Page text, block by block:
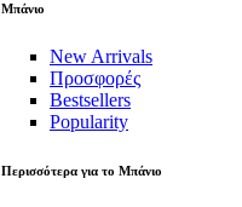
Μπάνιο
New Arrivals
Προσφορές
Bestsellers
Popularity
Περισσότερα για το Μπάνιο